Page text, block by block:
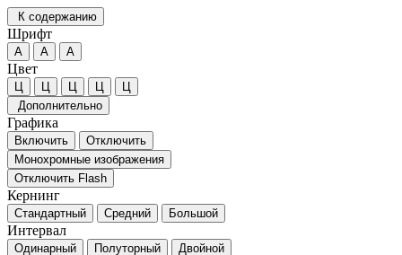
К содержанию
Шрифт
А А А
Цвет
Ц Ц Ц Ц
Ц
Дополнительно
Графика
Включить
Отключить
Монохромные изображения
Отключить Flash
Кернинг
Стандартный Средний Большой
Интервал
Одинарный Полуторный Двойной